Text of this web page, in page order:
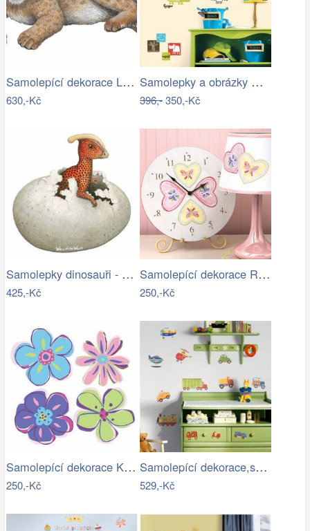
Samolepící dekorace Lev mládě
630,-Kč
Samolepky a obrázky Dětské safari
396,-350,-Kč
Samolepky dinosauři - Samolepící…
425,-Kč
Samolepící dekorace Romantická srdíčka
250,-Kč
Samolepící dekorace Kreslené květy
250,-Kč
Samolepící dekorace,samolepky,obrázky…
529,-Kč